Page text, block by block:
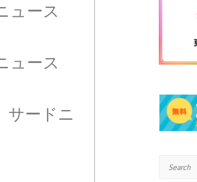
ュース
ュース
サードニ